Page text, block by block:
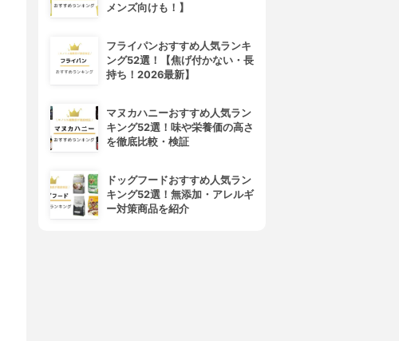
メンズ向けも！】
フライパンおすすめ人気ランキ
ング52選！【焦げ付かない・長
持ち！2026最新】
マヌカハニーおすすめ人気ラン
キング52選！味や栄養価の高さ
を徹底比較・検証
ドッグフードおすすめ人気ラン
キング52選！無添加・アレルギ
ー対策商品を紹介